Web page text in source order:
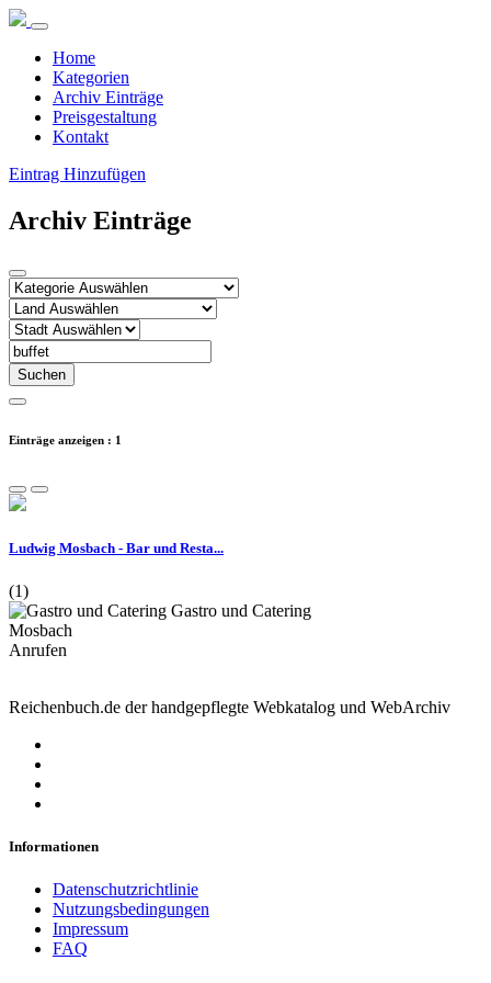
Home
Kategorien
Archiv Einträge
Preisgestaltung
Kontakt
Eintrag Hinzufügen
Archiv Einträge
Suchen
Einträge anzeigen : 1
Ludwig Mosbach - Bar und Resta...
(1)
Gastro und Catering
Mosbach
Anrufen
Reichenbuch.de der handgepflegte Webkatalog und WebArchiv
Informationen
Datenschutzrichtlinie
Nutzungsbedingungen
Impressum
FAQ